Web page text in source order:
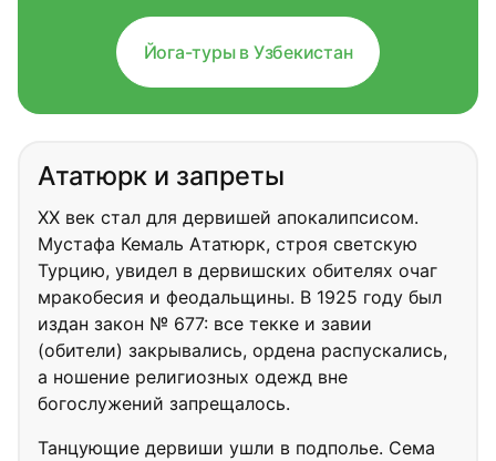
Йога-туры в Узбекистан
Ататюрк и запреты
XX век стал для дервишей апокалипсисом.
Мустафа Кемаль Ататюрк, строя светскую
Турцию, увидел в дервишских обителях очаг
мракобесия и феодальщины. В 1925 году был
издан закон № 677: все текке и завии
(обители) закрывались, ордена распускались,
а ношение религиозных одежд вне
богослужений запрещалось.
Танцующие дервиши ушли в подполье. Сема